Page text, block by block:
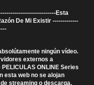
Esta
De Mi Existir -------------
ningún vídeo.
externos a
ONLINE Series
esta web no se alojan
streaming o descarga,